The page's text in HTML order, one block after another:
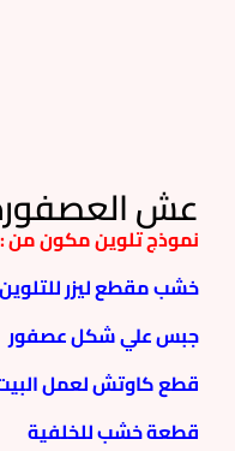
عش العصفورة
نموذج تلوين مكون من :
خشب مقطع ليزر للتلوين
جبس علي شكل عصفور
قطع كاوتش لعمل البيت
قطعة خشب للخلفية